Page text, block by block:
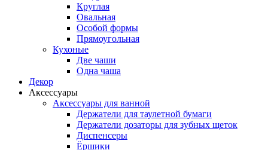
Круглая
Овальная
Особой формы
Прямоугольная
Кухоные
Две чаши
Одна чаша
Декор
Аксессуары
Аксессуары для ванной
Держатели для таулетной бумаги
Держатели дозаторы для зубных щеток
Диспенсеры
Ёршики